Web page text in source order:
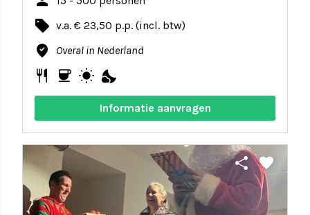
local_offer v.a. € 23,50 p.p. (incl. btw)
where_to_vote Overal in Nederland
restaurant coffee wb_sunny nights_stay
Informatie aanvragen
share favorite